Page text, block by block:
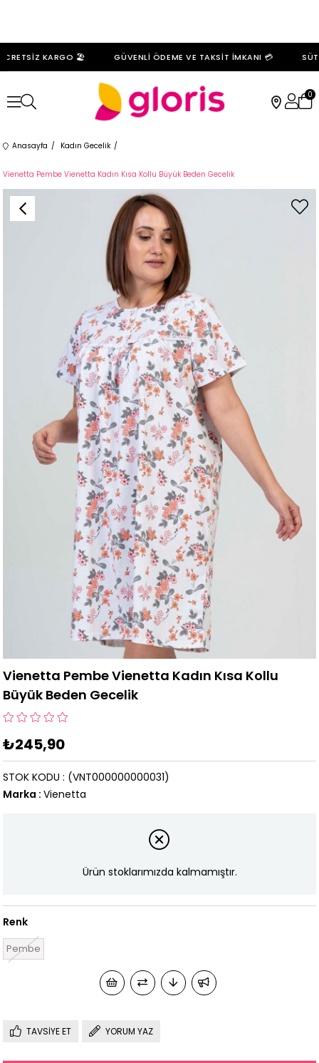
KARGO 🏖️ GÜVENLİ ÖDEME VE TAKSİT İMKANI 💳
0
Anasayfa Kadın Gecelik
Vienetta Pembe Vienetta Kadın Kısa Kollu Büyük Beden Gecelik
Vienetta Pembe Vienetta Kadın Kısa Kollu
Büyük Beden Gecelik
₺245,90
(VNT000000000031)
STOK KODU
Marka : Vienetta
Ürün stoklarımızda kalmamıştır.
Renk
Pembe
TAVSIYE ET YORUM YAZ